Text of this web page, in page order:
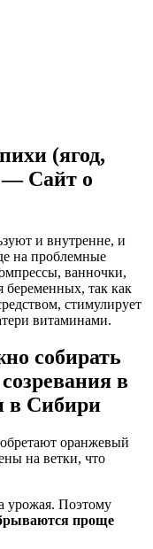
(ягод,
— Сайт о
и внутренне, и
на проблемные
ванночки,
так как
стимулирует
витаминами.
собирать
в
в Сибири
оранжевый
на ветки, что
урожая. Поэтому
проще